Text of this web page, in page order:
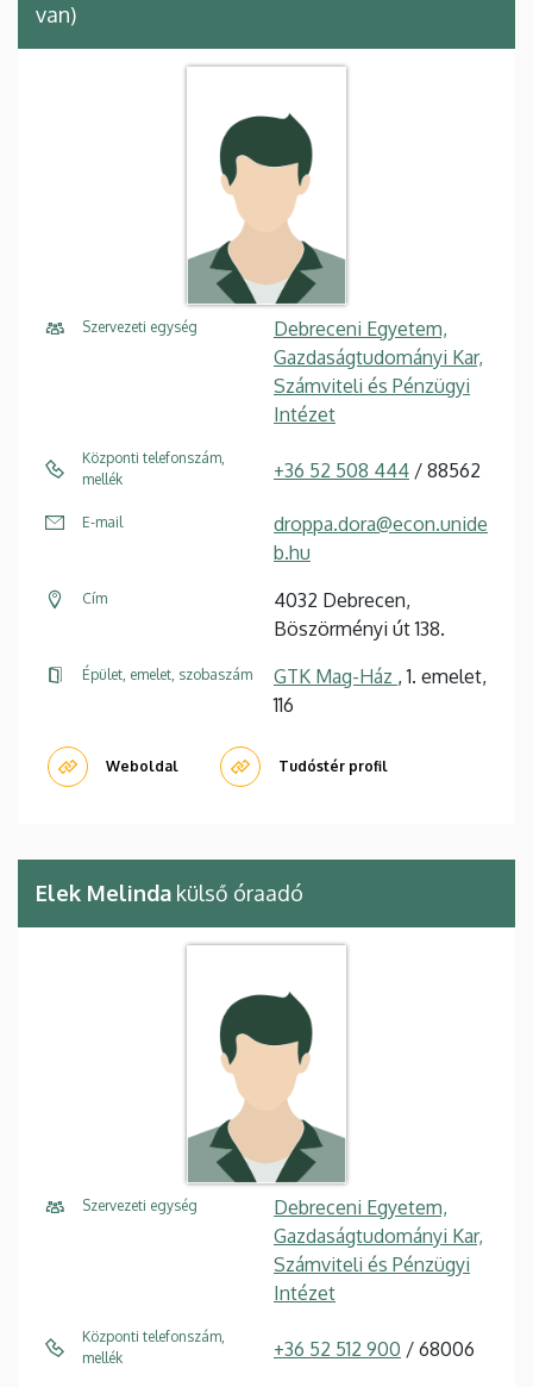
van)
Szervezeti egység
Debreceni Egyetem,
Gazdaságtudományi Kar,
Számviteli és Pénzügyi
Intézet
Központi telefonszám,
mellék
+36 52 508 444 / 88562
E-mail
droppa.dora@econ.unide
b.hu
Cím
4032 Debrecen,
Böszörményi út 138.
Épület, emelet, szobaszám GTK Mag-Ház , 1. emelet,
116
Weboldal Tudóstér profil
Elek Melinda külső óraadó
Szervezeti egység
Debreceni Egyetem,
Gazdaságtudományi Kar,
Számviteli és Pénzügyi
Intézet
Központi telefonszám,
mellék
+36 52 512 900 / 68006